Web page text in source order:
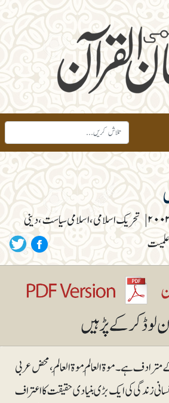
| تحریک اسلامی، اسلامی سیاست، دینی
ہے۔ موۃ العالِم موۃ العالَم، محض عربی
زندگی کی ایک بڑی بنیادی حقیقت کا اعتراف